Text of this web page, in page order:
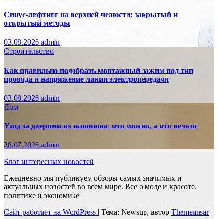
Синус-лифтинг на верхней челюсти: закрытый и
открытый методы
03.08.2026 admin
Строительство
Как правильно подобрать монтажный зажим под тип
провода и напряжение линии электропередачи
03.08.2026 admin
Дом
Уход за дверями из экошпона: что можно, а что нельзя
28.07.2026 admin
Блог интересных новостей
Ежедневно мы публикуем обзоры самых значимых и
актуальных новостей во всем мире. Все о моде и красоте,
политике и экономике
Сайт работает на WordPress
Тема: Newsup, автор Themeansar